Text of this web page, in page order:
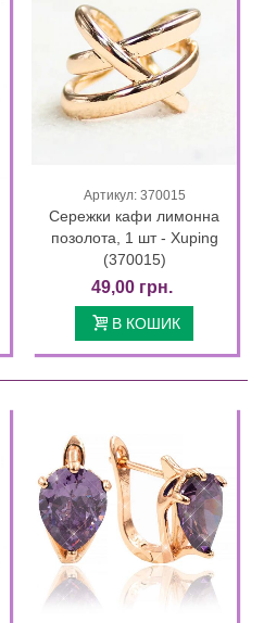
Артикул: 370015
Сережки кафи лимонна
позолота, 1 шт - Xuping
(370015)
49,00 грн.
В КОШИК